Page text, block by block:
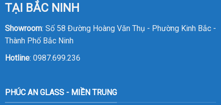
TẠI BẮC NINH
Showroom: Số 58 Đường Hoàng Văn Thụ - Phường Kinh Bắc -
Thành Phố Bắc Ninh
Hotline: 0987.699.236
PHÚC AN GLASS - MIỀN TRUNG